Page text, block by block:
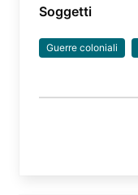
Soggetti
Guerre coloniali